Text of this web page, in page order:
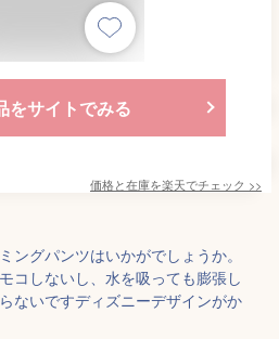
をサイトでみる
価格と在庫を楽天でチェック >>
ングパンツはいかがでしょうか。
コしないし、水を吸っても膨張し
ないですディズニーデザインがか